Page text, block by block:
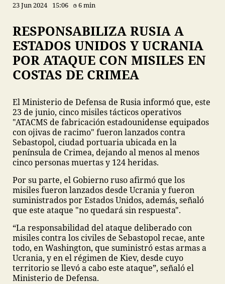
23 Jun 2024 15:06 6 min
RESPONSABILIZA RUSIA A
ESTADOS UNIDOS Y UCRANIA
POR ATAQUE CON MISILES EN
COSTAS DE CRIMEA
El Ministerio de Defensa de Rusia informó que, este
23 de junio, cinco misiles tácticos operativos
"ATACMS de fabricación estadounidense equipados
con ojivas de racimo" fueron lanzados contra
Sebastopol​, ciudad portuaria ubicada en la
península de Crimea, dejando al menos al menos
cinco personas muertas y 124 heridas.
Por su parte, el Gobierno ruso afirmó que los
misiles fueron lanzados desde Ucrania y fueron
suministrados por Estados Unidos, además, señaló
que este ataque "no quedará sin respuesta".
“La responsabilidad del ataque deliberado con
misiles contra los civiles de Sebastopol recae, ante
todo, en Washington, que suministró estas armas a
Ucrania, y en el régimen de Kiev, desde cuyo
territorio se llevó a cabo este ataque”, señaló el
Ministerio de Defensa.